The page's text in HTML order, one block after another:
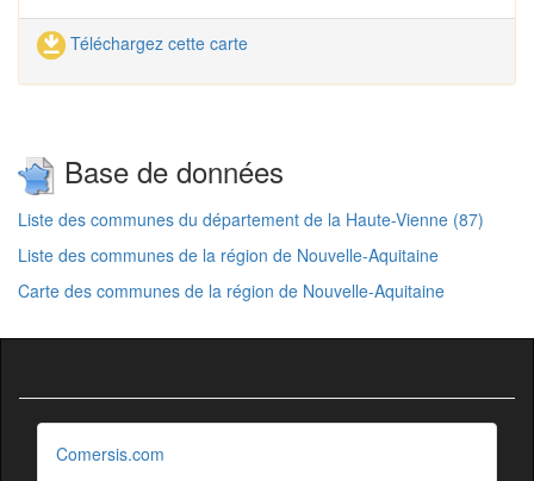
Téléchargez cette carte
Base de données
Liste des communes du département de la Haute-Vienne (87)
Liste des communes de la région de Nouvelle-Aquitaine
Carte des communes de la région de Nouvelle-Aquitaine
Comersis.com